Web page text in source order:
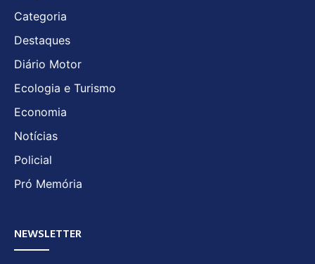
Categoria
Destaques
Diário Motor
Ecologia e Turismo
Economia
Notícias
Policial
Pró Memória
NEWSLETTER